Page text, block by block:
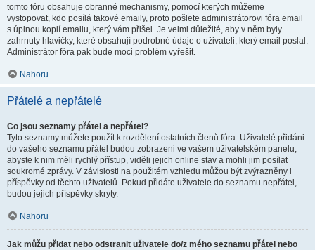
tomto fóru obsahuje obranné mechanismy, pomocí kterých můžeme
vystopovat, kdo posílá takové emaily, proto pošlete administrátorovi fóra email
s úplnou kopií emailu, který vám přišel. Je velmi důležité, aby v něm byly
zahrnuty hlavičky, které obsahují podrobné údaje o uživateli, který email poslal.
Administrátor fóra pak bude moci problém vyřešit.
Nahoru
Přátelé a nepřátelé
Co jsou seznamy přátel a nepřátel?
Tyto seznamy můžete použít k rozdělení ostatních členů fóra. Uživatelé přidáni
do vašeho seznamu přátel budou zobrazeni ve vašem uživatelském panelu,
abyste k nim měli rychlý přístup, viděli jejich online stav a mohli jim posílat
soukromé zprávy. V závislosti na použitém vzhledu můžou být zvýrazněny i
příspěvky od těchto uživatelů. Pokud přidáte uživatele do seznamu nepřátel,
budou jejich příspěvky skryty.
Nahoru
Jak můžu přidat nebo odstranit uživatele do/z mého seznamu přátel nebo